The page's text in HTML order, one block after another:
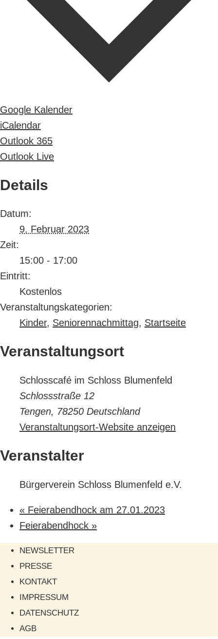
Google Kalender
iCalendar
Outlook 365
Outlook Live
Details
Datum:
9. Februar 2023
Zeit:
15:00 - 17:00
Eintritt:
Kostenlos
Veranstaltungskategorien:
Kinder, Seniorennachmittag, Startseite
Veranstaltungsort
Schlosscafé im Schloss Blumenfeld
Schlossstraße 12
Tengen, 78250 Deutschland
Veranstaltungsort-Website anzeigen
Veranstalter
Bürgerverein Schloss Blumenfeld e.V.
« Feierabendhock am 27.01.2023
Feierabendhock »
NEWSLETTER
PRESSE
KONTAKT
IMPRESSUM
DATENSCHUTZ
AGB